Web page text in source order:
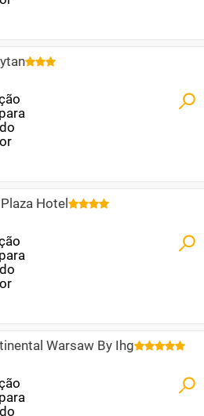
Hotel
Warsaw By Ihg